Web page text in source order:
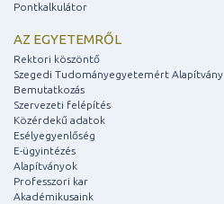
Pontkalkulátor
AZ EGYETEMRŐL
Rektori köszöntő
Szegedi Tudományegyetemért Alapítvány
Bemutatkozás
Szervezeti felépítés
Közérdekű adatok
Esélyegyenlőség
E-ügyintézés
Alapítványok
Professzori kar
Akadémikusaink